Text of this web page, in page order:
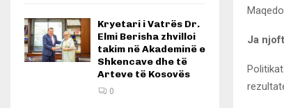
Ja
Kryetari i Vatrës Dr.
Elmi Berisha zhvilloi
takim në Akademinë e
Shkencave dhe të
Arteve të Kosovës
0